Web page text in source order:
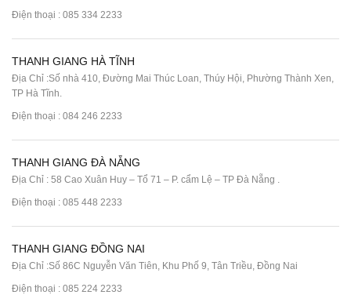
Điện thoại : 085 334 2233
THANH GIANG HÀ TĨNH
Địa Chỉ :Số nhà 410, Đường Mai Thúc Loan, Thúy Hội, Phường Thành Xen,
TP Hà Tĩnh.
Điện thoại : 084 246 2233
THANH GIANG ĐÀ NẴNG
Địa Chỉ : 58 Cao Xuân Huy – Tổ 71 – P. cẩm Lệ – TP Đà Nẵng .
Điện thoại : 085 448 2233
THANH GIANG ĐỒNG NAI
Địa Chỉ :Số 86C Nguyễn Văn Tiên, Khu Phố 9, Tân Triều, Đồng Nai
Điện thoại : 085 224 2233